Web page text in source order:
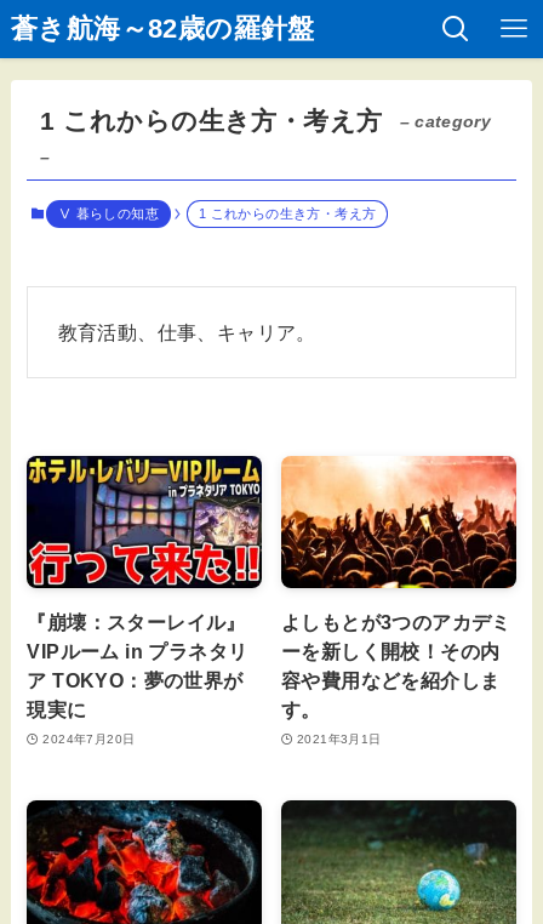
蒼き航海～82歳の羅針盤
1 これからの生き方・考え方
– category
–
Ⅴ 暮らしの知恵 1 これからの生き方・考え方
教育活動、仕事、キャリア。
『崩壊：スターレイル』
VIPルーム in プラネタリ
ア TOKYO：夢の世界が
現実に
2024年7月20日
よしもとが3つのアカデミ
ーを新しく開校！その内
容や費用などを紹介しま
す。
2021年3月1日